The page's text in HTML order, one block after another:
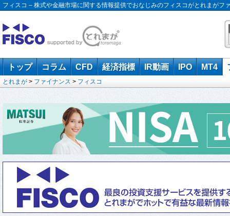
フィスコ – 株式や金融市場に関する情報提供でおなじみのフィスコがとれまがフ
トップ コラム CFD 経済指標 IR動画 IPO MT4
とれまが > ファイナンス > フィスコ